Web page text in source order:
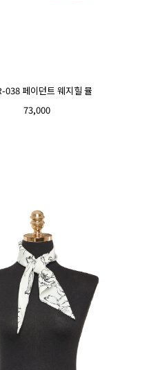
038 페이던트 웨지힐 뮬
73,000